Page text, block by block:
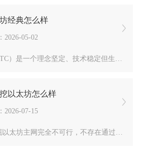
经典怎么样
2026-05-02
是一个理念坚定、技术稳定但生态与影响力远...
以太坊怎么样
2026-07-15
主网完全不可行，不存在通过显卡、矿机算力...